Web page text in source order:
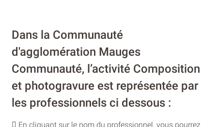
Dans la Communauté
d'agglomération Mauges
Communauté, l’activité Composition
et photogravure est représentée par
les professionnels ci dessous :
En cliquant sur le nom du professionnel, vous pourrez